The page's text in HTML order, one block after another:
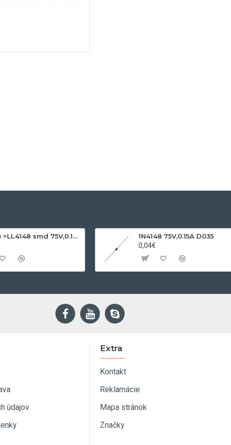
1N4148 =LL4148 smd 75V,0.15A SOD80C
1N4148 75V,0.15A D035
0,04€
údajov
Extra
Kontakt
Reklamácie
Mapa stránok
Značky